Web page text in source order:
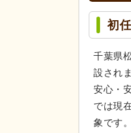
初
千葉県
設され
安心・
では現
象です